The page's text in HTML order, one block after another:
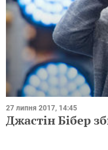
27 липня 2017, 14:45
Джастін Бібер